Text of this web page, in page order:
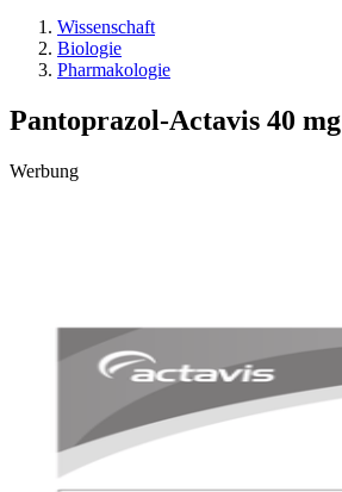
Wissenschaft
Biologie
Pharmakologie
Pantoprazol-Actavis 40 mg
Werbung